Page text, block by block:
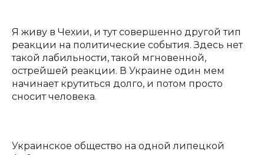
Я живу в Чехии, и тут совершенно другой тип
реакции на политические события. Здесь нет
такой лабильности, такой мгновенной,
острейшей реакции. В Украине один мем
начинает крутиться долго, и потом просто
сносит человека.
Украинское общество на одной липецкой